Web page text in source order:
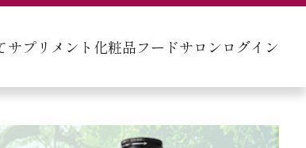
サプリメント 化粧品フードサロンログイン